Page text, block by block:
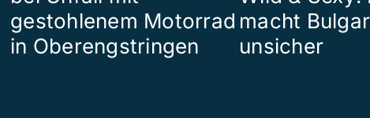
gestohlenem Motorrad
in Oberengstringen
macht
unsicher